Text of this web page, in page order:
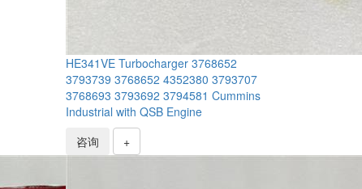
HE341VE Turbocharger 3768652
3793739 3768652 4352380 3793707
3768693 3793692 3794581 Cummins
Industrial with QSB Engine
咨询
+